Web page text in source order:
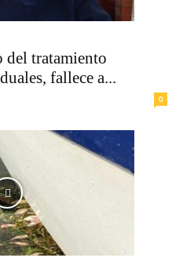
del tratamiento
fallece a...
0